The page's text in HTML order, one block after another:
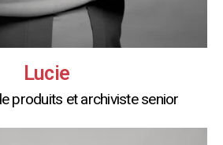
Lucie
produits et archiviste senior